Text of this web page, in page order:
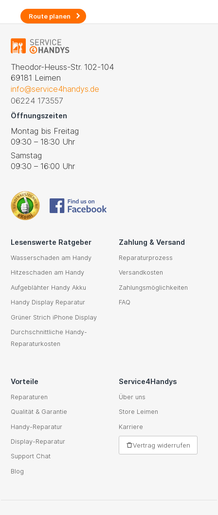
Route planen
Theodor-Heuss-Str. 102-104
69181 Leimen
info@service4handys.de
06224 173557
Öffnungszeiten
Montag bis Freitag
09:30 – 18:30 Uhr
Samstag
09:30 – 16:00 Uhr
Lesenswerte Ratgeber
Wasserschaden am Handy
Hitzeschaden am Handy
Aufgeblähter Handy Akku
Handy Display Reparatur
Grüner Strich iPhone Display
Durchschnittliche Handy-
Reparaturkosten
Zahlung & Versand
Reparaturprozess
Versandkosten
Zahlungsmöglichkeiten
FAQ
Vorteile
Reparaturen
Qualität & Garantie
Handy-Reparatur
Display-Reparatur
Support Chat
Blog
Service4Handys
Über uns
Store Leimen
Karriere
Vertrag widerrufen